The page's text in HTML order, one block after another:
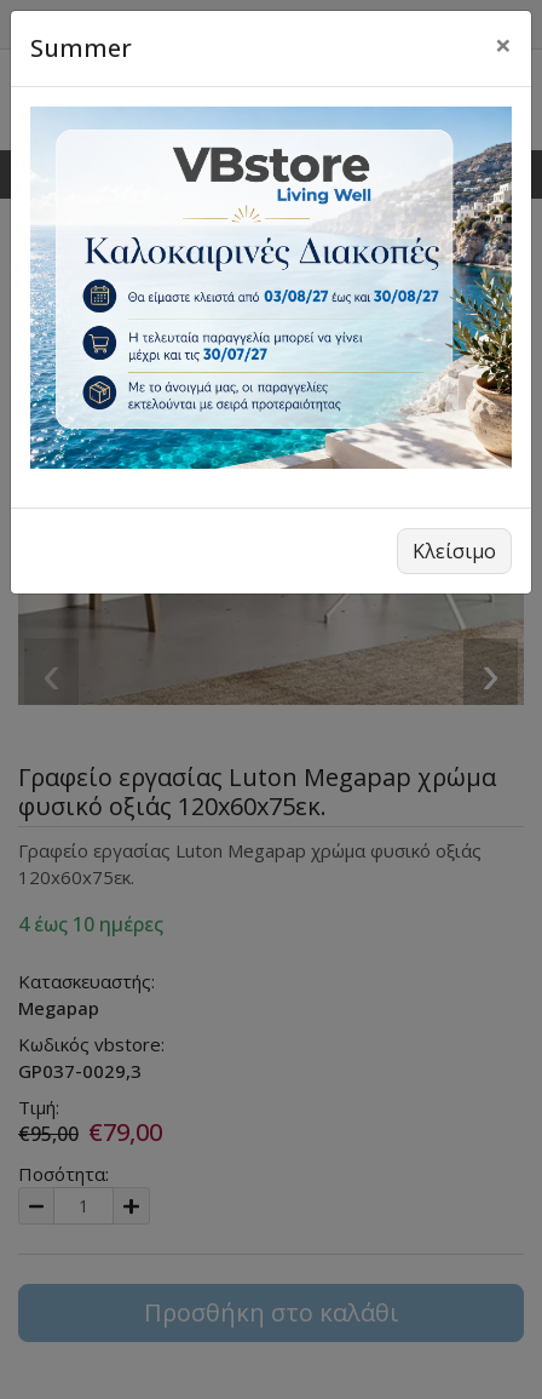
0 0
‹ ›
Γραφείο εργασίας Luton Megapap χρώμα
φυσικό οξιάς 120x60x75εκ.
Γραφείο εργασίας Luton Megapap χρώμα φυσικό οξιάς
120x60x75εκ.
4 έως 10 ημέρες
Κατασκευαστής:
Megapap
Κωδικός vbstore:
GP037-0029,3
Τιμή:
€95,00 €79,00
Ποσότητα:
Προσθήκη στο καλάθι
Summer ×
Κλείσιμο